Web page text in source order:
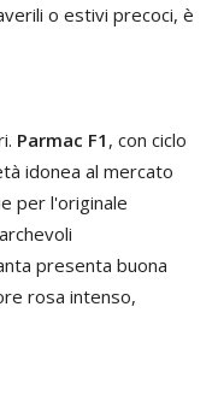
o estivi precoci, è
Parmac F1 , con ciclo
idonea al mercato
per l'originale
presenta buona
rosa intenso,